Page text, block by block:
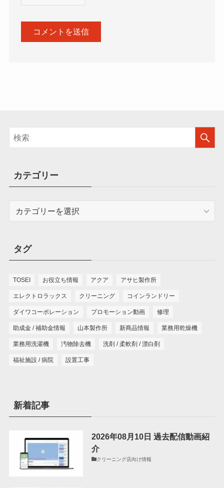
カテゴリー
ー
タグ
TOSEI お役立ち情報 アクア アサヒ製作所
エレクトロラックス クリーニング コインランドリー
ダイワコーポレーション プロモーション動画 修理
助成金 / 補助金情報 山本製作所 新商品情報 業務用乾燥機
業務用洗濯機 汚物除去機 洗剤 / 柔軟剤 / 漂白剤
福祉施設 / 病院 設置工事
新着記事
2026年08月10日 過去配信動画紹
介
クリーニング店向け情報